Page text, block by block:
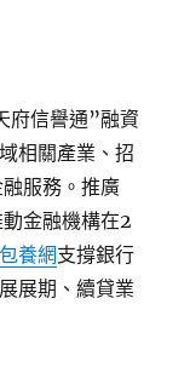
府信譽通”融資
相關產業、招
服務。推廣
金融機構在2
養網支撐銀行
展期、續貸業